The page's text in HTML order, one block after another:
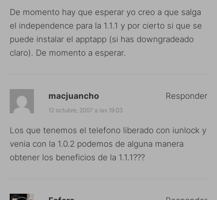
De momento hay que esperar yo creo a que salga
el independence para la 1.1.1 y por cierto si que se
puede instalar el apptapp (si has downgradeado
claro). De momento a esperar.
macjuancho
12 octubre, 2007 a las 19:03
Los que tenemos el telefono liberado con iunlock y
venia con la 1.0.2 podemos de alguna manera
obtener los beneficios de la 1.1.1???
Responder